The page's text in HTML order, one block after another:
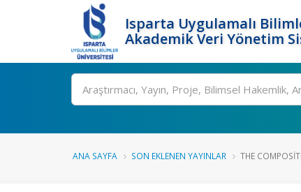
Isparta Uygulamalı
Akademik Veri Yönetim
Ara
ANA SAYFA SON EKLENEN YAYINLAR THE